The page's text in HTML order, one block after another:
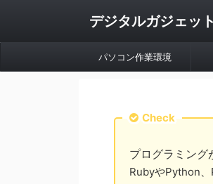
デジタルガジェッ
パソコン作業環境
Check
プログラミング
RubyやPython、